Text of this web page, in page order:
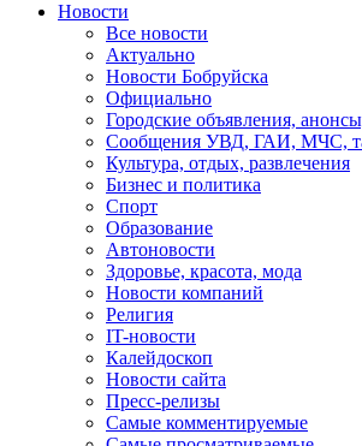
Новости
Все новости
Актуально
Новости Бобруйска
Официально
Городские объявления,
Сообщения УВД, ГАИ, МЧС,
Культура, отдых, развлечения
Бизнес и политика
Спорт
Образование
Автоновости
Здоровье, красота, мода
Новости компаний
Религия
IT-новости
Калейдоскоп
Новости сайта
Пресс-релизы
Самые комментируемые